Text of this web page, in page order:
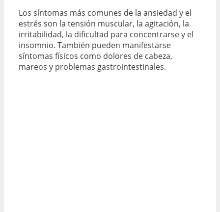
Los síntomas más comunes de la ansiedad y el
estrés son la tensión muscular, la agitación, la
irritabilidad, la dificultad para concentrarse y el
insomnio. También pueden manifestarse
síntomas físicos como dolores de cabeza,
mareos y problemas gastrointestinales.